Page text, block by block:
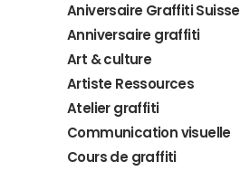
Aniversaire Graffiti Suisse
Anniversaire graffiti
Art & culture
Artiste Ressources
Atelier graffiti
Communication visuelle
Cours de graffiti